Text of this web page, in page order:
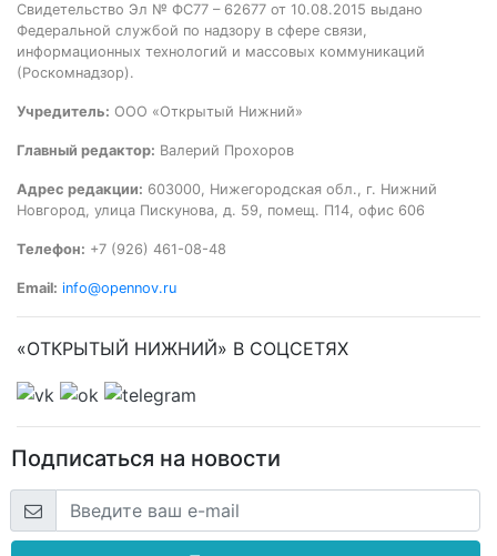
Свидетельство Эл № ФС77 – 62677 от 10.08.2015 выдано
Федеральной службой по надзору в сфере связи,
информационных технологий и массовых коммуникаций
(Роскомнадзор).
Учредитель: ООО «Открытый Нижний»
Главный редактор: Валерий Прохоров
Адрес редакции: 603000, Нижегородская обл., г. Нижний
Новгород, улица Пискунова, д. 59, помещ. П14, офис 606
Телефон: +7 (926) 461-08-48
Email: info@opennov.ru
«ОТКРЫТЫЙ НИЖНИЙ» В СОЦСЕТЯХ
Подписаться на новости